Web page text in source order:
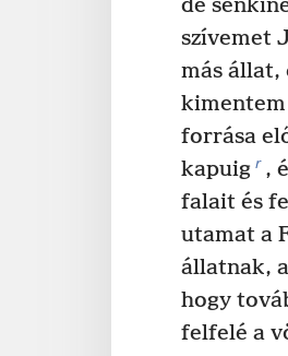
de
szívemet
más állat,
forrása
kapuig r ,
falait és
utamat a
állatnak,
hogy
felfelé a